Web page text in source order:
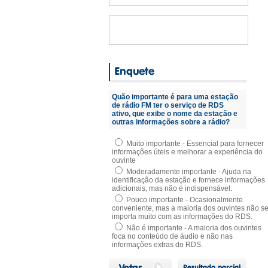
Quão importante é para uma estação
de rádio FM ter o serviço de RDS
ativo, que exibe o nome da estação e
outras informações sobre a rádio?
Muito importante - Essencial para fornecer
informações úteis e melhorar a experiência do
ouvinte
Moderadamente importante - Ajuda na
identificação da estação e fornece informações
adicionais, mas não é indispensável.
Pouco importante - Ocasionalmente
conveniente, mas a maioria dos ouvintes não se
importa muito com as informações do RDS.
Não é importante - A maioria dos ouvintes
foca no conteúdo de áudio e não nas
informações extras do RDS.